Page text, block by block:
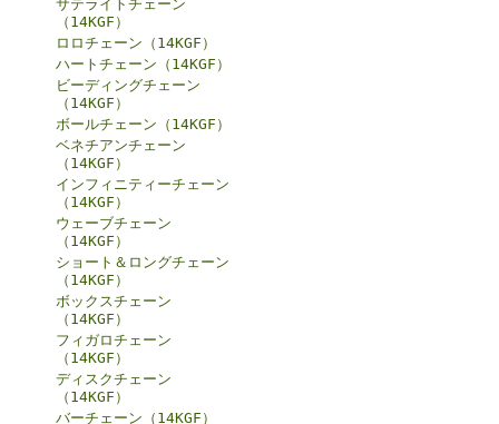
サテライトチェーン
（14KGF）
ロロチェーン（14KGF）
ハートチェーン（14KGF）
ビーディングチェーン
（14KGF）
ボールチェーン（14KGF）
ベネチアンチェーン
（14KGF）
インフィニティーチェーン
（14KGF）
ウェーブチェーン
（14KGF）
ショート＆ロングチェーン
（14KGF）
ボックスチェーン
（14KGF）
フィガロチェーン
（14KGF）
ディスクチェーン
（14KGF）
バーチェーン（14KGF）